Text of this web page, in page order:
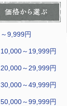
～9,999円
10,000～19,999円
20,000～29,999円
30,000～49,999円
50,000～99,999円